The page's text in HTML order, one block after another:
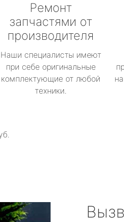
Ремонт
запчастями от
производителя
Наши специалисты имеют
при себе оригинальные
комплектующие от любой
техники.